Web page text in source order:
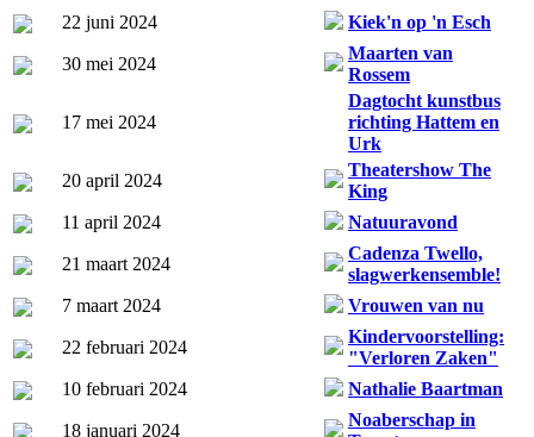
22 juni 2024
Kiek'n op 'n Esch
30 mei 2024
Maarten van
Rossem
17 mei 2024
Dagtocht kunstbus
richting Hattem en
Urk
20 april 2024
Theatershow The
King
11 april 2024
Natuuravond
21 maart 2024
Cadenza Twello,
slagwerkensemble!
7 maart 2024
Vrouwen van nu
22 februari 2024
Kindervoorstelling:
"Verloren Zaken"
10 februari 2024
Nathalie Baartman
18 januari 2024
Noaberschap in